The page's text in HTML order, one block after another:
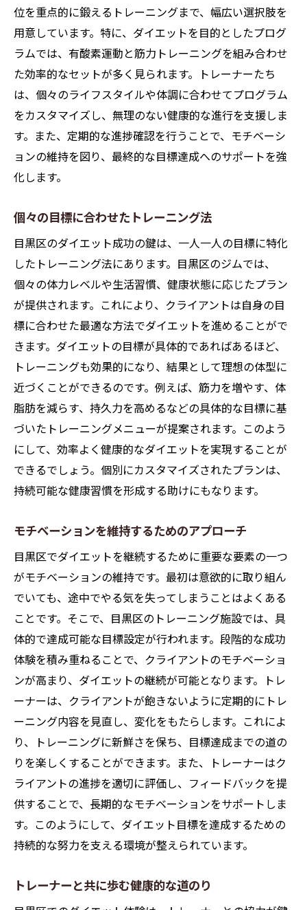
位を重点的に鍛えるトレーニングまで、幅広い選択肢を
用意しています。特に、ダイエットを目的としたプログ
ラムでは、有酸素運動と筋力トレーニングを組み合わせ
た効率的なセットが多く見られます。トレーナーたち
は、個々のライフスタイルや体調に合わせてプログラム
をカスタマイズし、無理のない健康的な進行を支援しま
す。また、定期的な進捗確認を行うことで、モチベーシ
ョンの維持を図り、最終的な目標達成へのサポートを強
化します。
個々の目標に合わせたトレーニング法
目黒区のダイエット成功の鍵は、一人一人の目標に特化
したトレーニング法にあります。目黒区のジムでは、
個々の体力レベルや生活習慣、健康状態に応じたプラン
が提供されます。これにより、クライアントは自身の目
標に合わせた最適な方法でダイエットを進めることがで
きます。ダイエットの目標が具体的であればあるほど、
トレーニングも効果的になり、結果として理想の体型に
近づくことができるのです。例えば、筋力を増やす、体
脂肪を減らす、持久力を高めるなどの具体的な目標に基
づいたトレーニングメニューが提案されます。このよう
にして、効率よく健康的なダイエットを実現することが
できるでしょう。個別にカスタマイズされたプランは、
持続可能な健康習慣を形成する助けにもなります。
モチベーションを維持するためのアプローチ
目黒区でダイエットを継続するために重要な要素の一つ
がモチベーションの維持です。最初は意欲的に取り組ん
でいても、途中でやる気を失ってしまうことはよくある
ことです。そこで、目黒区のトレーニング施設では、具
体的で達成可能な目標設定が行われます。段階的な成功
体験を積み重ねることで、クライアントのモチベーショ
ンが高まり、ダイエットの継続が可能となります。トレ
ーナーは、クライアントが飽きないように定期的にトレ
ーニング内容を見直し、変化をもたらします。これによ
り、トレーニングに新鮮さを保ち、目標達成までの道の
りを楽しくすることができます。また、トレーナーはク
ライアントの進捗を適切に評価し、フィードバックを提
供することで、長期的なモチベーションをサポートしま
す。このようにして、ダイエット目標を達成するための
持続的な努力を支える環境が整えられています。
トレーナーと共に歩む健康的な道のり